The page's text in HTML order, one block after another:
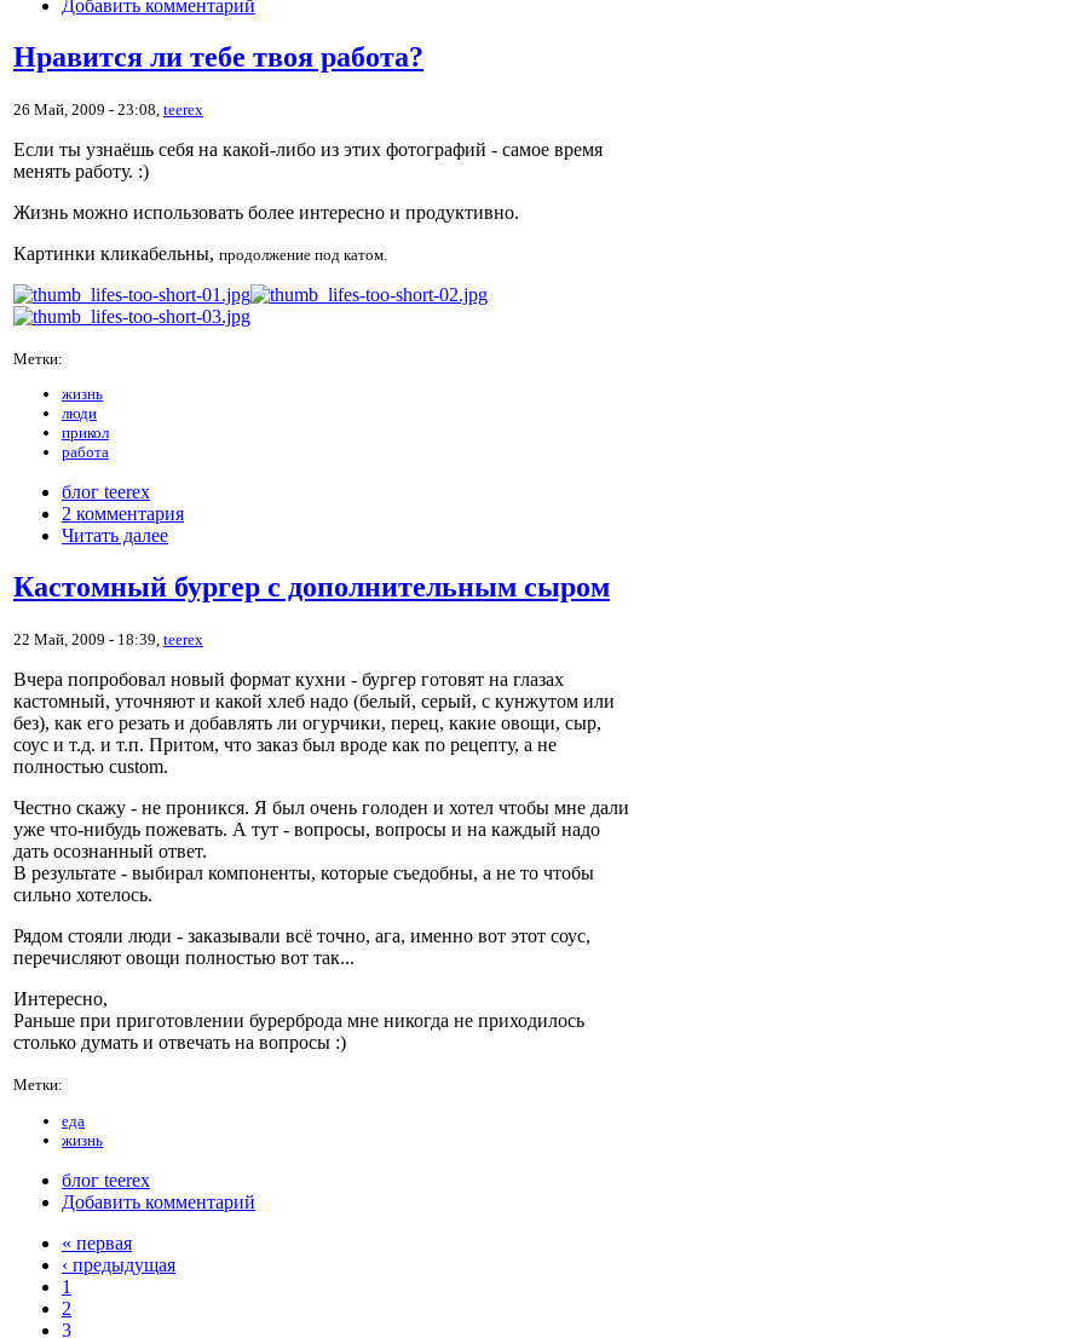
Добавить комментарий
Нравится ли тебе твоя работа?
26 Май, 2009 - 23:08, teerex
Если ты узнаёшь себя на какой-либо из этих фотографий - самое время
менять работу. :)
Жизнь можно использовать более интересно и продуктивно.
Картинки кликабельны, продолжение под катом.
Метки:
жизнь
люди
прикол
работа
блог teerex
2 комментария
Читать далее
Кастомный бургер с дополнительным сыром
22 Май, 2009 - 18:39, teerex
Вчера попробовал новый формат кухни - бургер готовят на глазах
кастомный, уточняют и какой хлеб надо (белый, серый, с кунжутом или
без), как его резать и добавлять ли огурчики, перец, какие овощи, сыр,
соус и т.д. и т.п. Притом, что заказ был вроде как по рецепту, а не
полностью custom.
Честно скажу - не проникся. Я был очень голоден и хотел чтобы мне дали
уже что-нибудь пожевать. А тут - вопросы, вопросы и на каждый надо
дать осознанный ответ.
В результате - выбирал компоненты, которые съедобны, а не то чтобы
сильно хотелось.
Рядом стояли люди - заказывали всё точно, ага, именно вот этот соус,
перечисляют овощи полностью вот так...
Интересно,
Раньше при приготовлении бурерброда мне никогда не приходилось
столько думать и отвечать на вопросы :)
Метки:
еда
жизнь
блог teerex
Добавить комментарий
« первая
‹ предыдущая
1
2
3